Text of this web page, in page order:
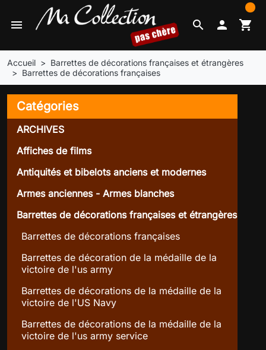
search
menu  shopping_cart
Accueil
Barrettes de décorations françaises et étrangères
Barrettes de décorations françaises
Catégories
ARCHIVES
Affiches de films
Antiquités et bibelots anciens et modernes
Armes anciennes - Armes blanches
Barrettes de décorations françaises et étrangères
Barrettes de décorations françaises
Barrettes de décoration de la médaille de la
victoire de l'us army
Barrettes de décorations de la médaille de la
victoire de l'US Navy
Barrettes de décorations de la médaille de la
victoire de l'us army service